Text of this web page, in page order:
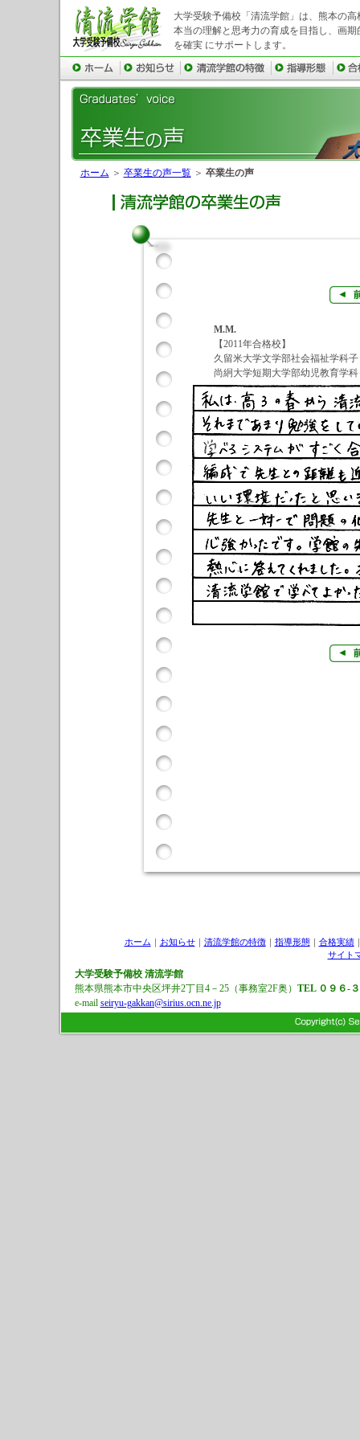
大学受験予備校「清流学館」は、熊本の
本当の理解と思考力の育成を目指し、画
を確実 にサポートします。
ホーム ＞ 卒業生の声一覧＞ 卒業生の声
M.M.
【2011年合格校】
久留米大学文学部社会福祉学科
尚絅大学短期大学部幼児教育学科
ホーム ｜ お知らせ｜ 清流学館の特徴｜ 指導形態｜ 合格実績
サイト
大学受験予備校 清流学館
熊本県熊本市中央区坪井2丁目4－25（事務室2F奥） TEL ０９６-
e-mail seiryu-gakkan@sirius.ocn.ne.jp